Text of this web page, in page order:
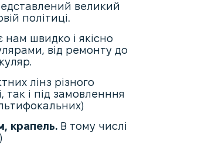
великий
політиці.
нам швидко і якісно
від ремонту до
лінз різного
так і під замовленння
крапель. В тому числі